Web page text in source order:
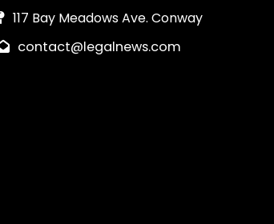
117 Bay Meadows Ave. Conway
contact@legalnews.com